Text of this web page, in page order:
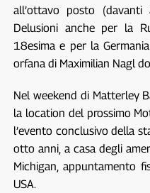
all’ottavo posto (davanti
Delusioni anche per la
18esima e per la
orfana di Maximilian Nagl
Nel weekend di Matterley
la location del prossimo
l’evento conclusivo della
otto anni, a casa degli
Michigan, appuntamento
USA.